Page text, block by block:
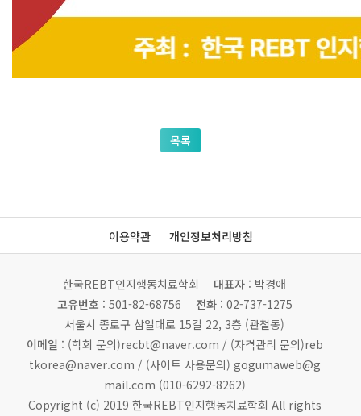
목록
이용약관 개인정보처리방침
한국REBT인지행동치료학회 대표자 : 박경애
고유번호 : 501-82-68756 전화: 02-737-1275
서울시 종로구 삼일대로 15길 22, 3층 (관철동)
이메일 : (학회 문의)recbt@naver.com / (자격관리 문의)reb
tkorea@naver.com / (사이트 사용문의) gogumaweb@g
mail.com (010-6292-8262)
Copyright (c) 2019 한국REBT인지행동치료학회 All rights